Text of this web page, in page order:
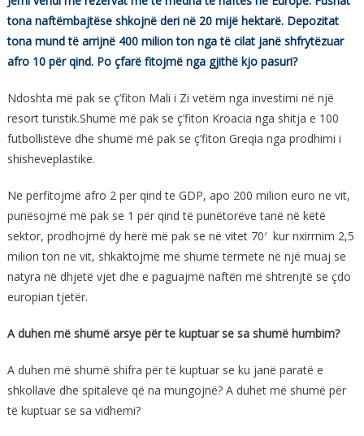
tona naftëmbajtëse shkojnë deri në 20 mijë hektarë. Depozitat
tona mund të arrijnë 400 milion ton nga të cilat janë shfrytëzuar
afro 10 për qind. Po çfarë fitojmë nga gjithë kjo pasuri?
Ndoshta më pak se ç’fiton Mali i Zi vetëm nga investimi në një
resort turistik.Shumë më pak se ç’fiton Kroacia nga shitja e 100
futbollistëve dhe shumë më pak se ç’fiton Greqia nga prodhimi i
shisheveplastike.
Ne përfitojmë afro 2 per qind te GDP, apo 200 milion euro ne vit,
punësojmë më pak se 1 për qind të punëtorëve tanë në këtë
sektor, prodhojmë dy herë më pak se në vitet 70′ kur nxirrnim 2,5
milion ton në vit, shkaktojmë më shumë tërmete në një muaj se
natyra në dhjetë vjet dhe e paguajmë naftën më shtrenjtë se çdo
europian tjetër.
A duhen më shumë arsye për te kuptuar se sa shumë humbim?
A duhen më shumë shifra për të kuptuar se ku janë paratë e
shkollave dhe spitaleve që na mungojnë? A duhet më shumë për
të kuptuar se sa vidhemi?